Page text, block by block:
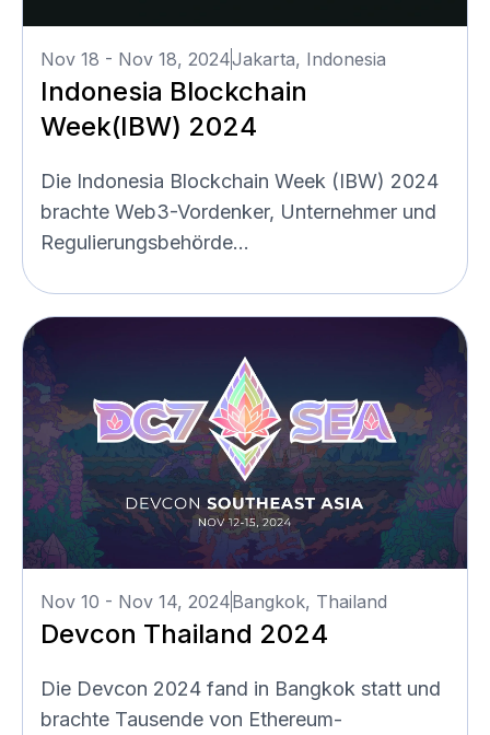
Nov 18 - Nov 18, 2024Jakarta, Indonesia
Indonesia Blockchain
Week(IBW) 2024
Die Indonesia Blockchain Week (IBW) 2024
brachte Web3-Vordenker, Unternehmer und
Regulierungsbehörde...
Nov 10 - Nov 14, 2024Bangkok, Thailand
Devcon Thailand 2024
Die Devcon 2024 fand in Bangkok statt und
brachte Tausende von Ethereum-